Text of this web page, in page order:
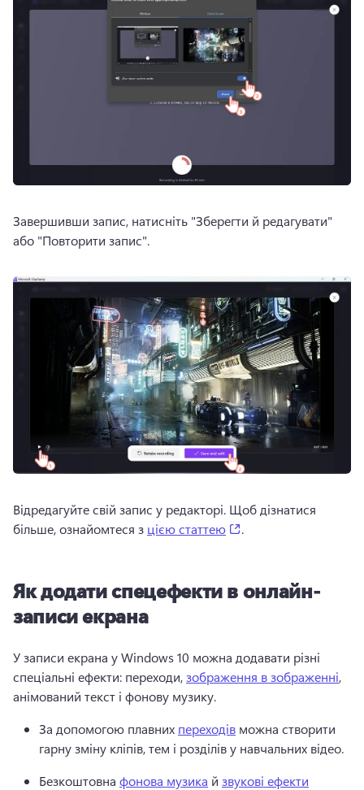
Завершивши запис, натисніть "Зберегти й редагувати"
або "Повторити запис".
Відредагуйте свій запис у редакторі. Щоб дізнатися
більше, ознайомтеся з цією статтею .
Як додати спецефекти в онлайн-
записи екрана
У записи екрана у Windows 10 можна додавати різні
спеціальні ефекти: переходи, зображення в зображенні,
анімований текст і фонову музику.
За допомогою плавних переходів можна створити
гарну зміну кліпів, тем і розділів у навчальних відео.
Безкоштовна фонова музика й звукові ефекти